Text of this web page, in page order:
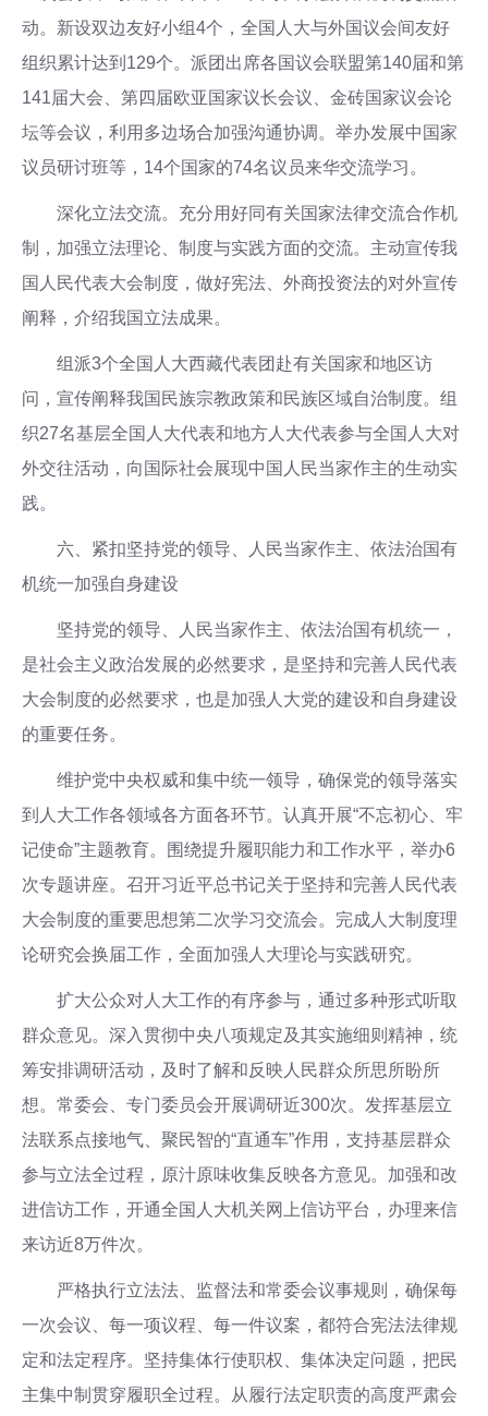
动。新设双边友好小组4个，全国人大与外国议会间友好
组织累计达到129个。派团出席各国议会联盟第140届和第
141届大会、第四届欧亚国家议长会议、金砖国家议会论
坛等会议，利用多边场合加强沟通协调。举办发展中国家
议员研讨班等，14个国家的74名议员来华交流学习。
深化立法交流。充分用好同有关国家法律交流合作机
制，加强立法理论、制度与实践方面的交流。主动宣传我
国人民代表大会制度，做好宪法、外商投资法的对外宣传
阐释，介绍我国立法成果。
组派3个全国人大西藏代表团赴有关国家和地区访
问，宣传阐释我国民族宗教政策和民族区域自治制度。组
织27名基层全国人大代表和地方人大代表参与全国人大对
外交往活动，向国际社会展现中国人民当家作主的生动实
践。
六、紧扣坚持党的领导、人民当家作主、依法治国有
机统一加强自身建设
坚持党的领导、人民当家作主、依法治国有机统一，
是社会主义政治发展的必然要求，是坚持和完善人民代表
大会制度的必然要求，也是加强人大党的建设和自身建设
的重要任务。
维护党中央权威和集中统一领导，确保党的领导落实
到人大工作各领域各方面各环节。认真开展“不忘初心、牢
记使命”主题教育。围绕提升履职能力和工作水平，举办6
次专题讲座。召开习近平总书记关于坚持和完善人民代表
大会制度的重要思想第二次学习交流会。完成人大制度理
论研究会换届工作，全面加强人大理论与实践研究。
扩大公众对人大工作的有序参与，通过多种形式听取
群众意见。深入贯彻中央八项规定及其实施细则精神，统
筹安排调研活动，及时了解和反映人民群众所思所盼所
想。常委会、专门委员会开展调研近300次。发挥基层立
法联系点接地气、聚民智的“直通车”作用，支持基层群众
参与立法全过程，原汁原味收集反映各方意见。加强和改
进信访工作，开通全国人大机关网上信访平台，办理来信
来访近8万件次。
严格执行立法法、监督法和常委会议事规则，确保每
一次会议、每一项议程、每一件议案，都符合宪法法律规
定和法定程序。坚持集体行使职权、集体决定问题，把民
主集中制贯穿履职全过程。从履行法定职责的高度严肃会